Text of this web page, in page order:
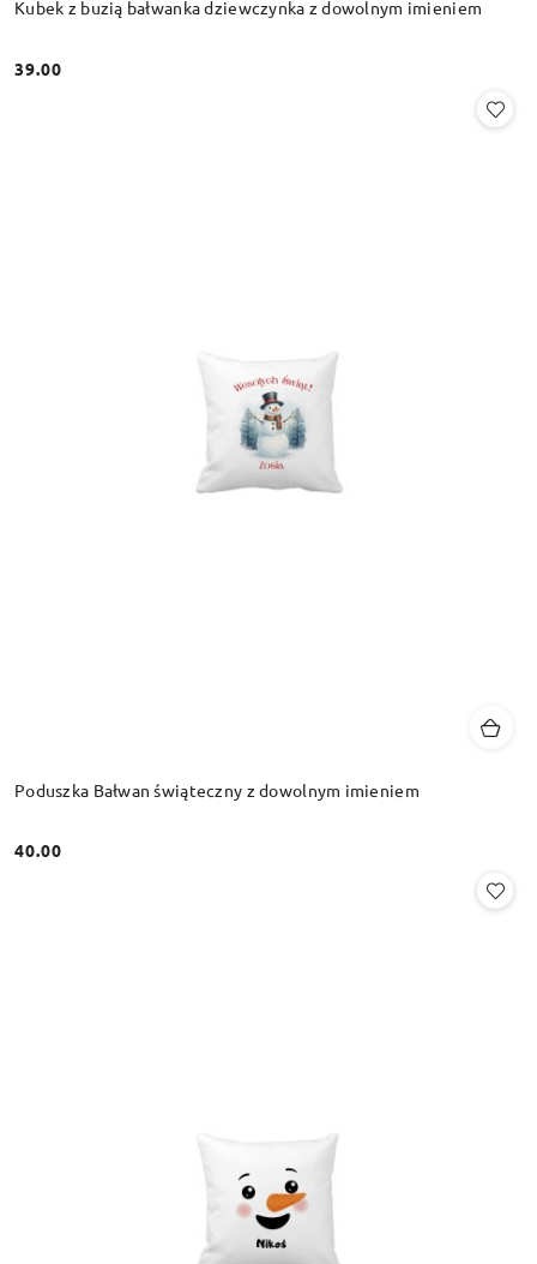
Kubek z buzią bałwanka dziewczynka z dowolnym imieniem
Cena:
39.00
Poduszka Bałwan świąteczny z dowolnym imieniem
Cena:
40.00